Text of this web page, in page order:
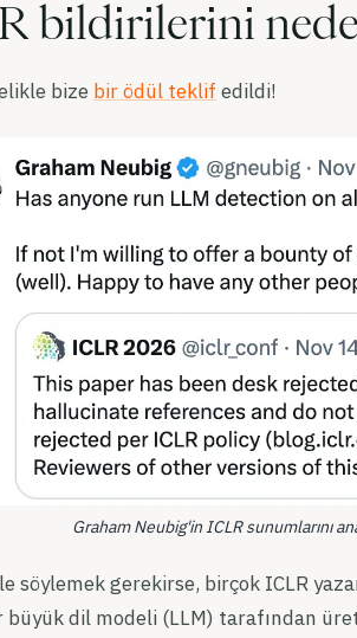
bildirilerini
bize bir ödül teklif edildi!
Graham Neubig'in ICLR sunumlarını
söylemek gerekirse, birçok ICLR
büyük dil modeli (LLM) tarafından